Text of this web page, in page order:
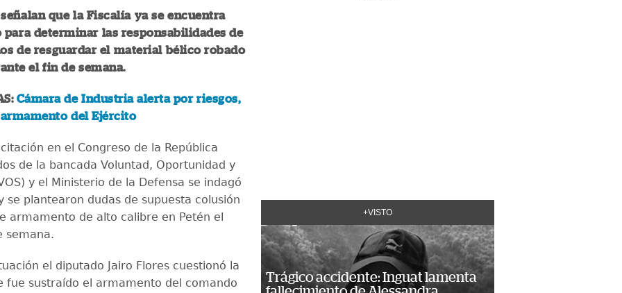
que la Fiscalía ya se encuentra
para determinar las responsabilidades de
de resguardar el material bélico robado
el fin de semana.
Cámara de Industria alerta por riesgos,
del Ejército
en el Congreso de la República
de la bancada Voluntad, Oportunidad y
y el Ministerio de la Defensa se indagó
se plantearon dudas de supuesta colusión
armamento de alto calibre en Petén el
semana.
el diputado Jairo Flores cuestionó la
fue sustraído el armamento del comando
+VISTO
Trágico accidente: Inguat lamenta